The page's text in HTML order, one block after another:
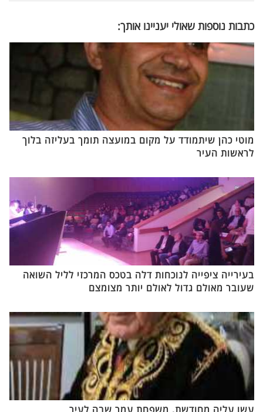
כתבות נוספות שאולי יעניינו אותך:
מוטי כהן שיתמודד על מקום במועצה תומך בעליזה בלוך
לראשות העיר
בעירייה ציפייה לנוכחות דלה בטכס המרכזי לליל השואה
שעובר מאולם גדול לאולם יותר מצומצם